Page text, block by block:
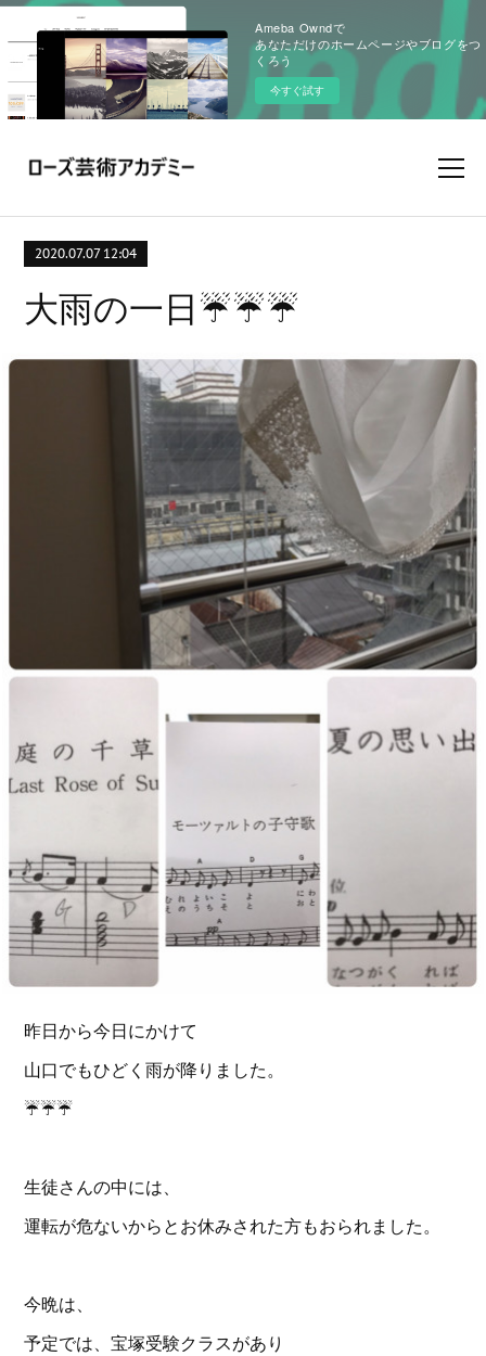
Ameba Owndで
あなただけのホームページやブログをつ
くろう
今すぐ試す
2020.07.07 12:04
大雨の一日☔️☔️☔️
昨日から今日にかけて
山口でもひどく雨が降りました。
☔️☔️☔️
生徒さんの中には、
運転が危ないからとお休みされた方もおられました。
今晩は、
予定では、宝塚受験クラスがあり